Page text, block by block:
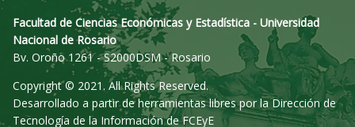
Facultad de Ciencias Económicas y Estadística - Universidad
Nacional de Rosario
Bv. Oroño 1261 - S2000DSM - Rosario
Copyright © 2021. All Rights Reserved.
Desarrollado a partir de herramientas libres por la Dirección de
Tecnología de la Información de FCEyE